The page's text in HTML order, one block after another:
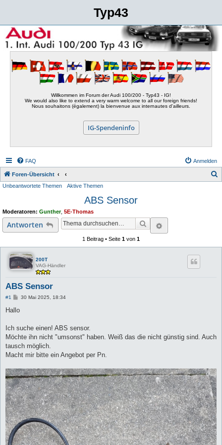
Typ43
Willkommen im Forum der Audi 100/200 - Typ43 - IG!
We would also like to extend a very warm welcome to all our foreign friends!
Nous souhaitons (également) la bienvenue aux internautes d'ailleurs.
IG-Spendeninfo
FAQ Anmelden
Foren-Übersicht
Unbeantwortete Themen Aktive Themen
ABS Sensor
Moderatoren: Gunther, 5E-Thomas
Antworten Suche
1 Beitrag • Seite 1 von 1
200T
VAG-Händler
ABS Sensor
#1
B
i
a
30 Mai 2025, 18:34
Hallo
Ich suche einen! ABS sensor.
Möchte ihn nicht "umsonst" haben. Weiß das die nicht günstig sind. Auch
tausch möglich.
Macht mir bitte ein Angebot per Pn.